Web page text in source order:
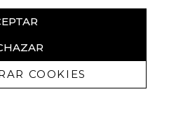
COOKIES